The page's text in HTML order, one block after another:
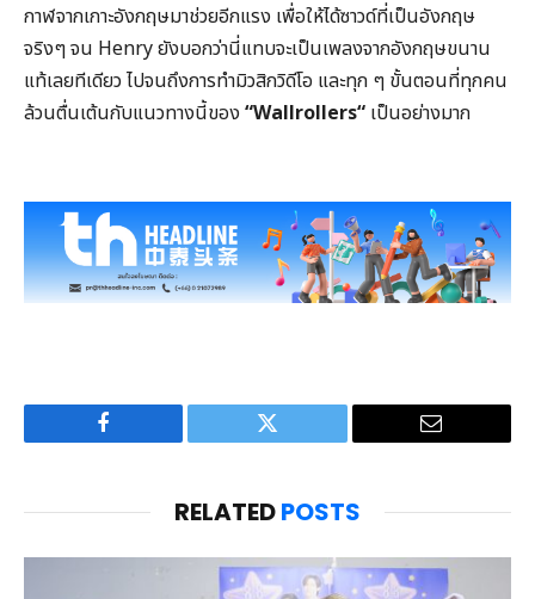
กาฬจากเกาะอังกฤษมาช่วยอีกแรง เพื่อให้ได้ซาวด์ที่เป็นอังกฤษ
จริงๆ จน Henryยังบอกว่านี่แทบจะเป็นเพลงจากอังกฤษขนาน
แท้เลยทีเดียว ไปจนถึงการทำมิวสิกวิดีโอ และทุก ๆ ขั้นตอนที่ทุกคน
ล้วนตื่นเต้นกับแนวทางนี้ของ “Wallrollers“ เป็นอย่างมาก
Facebook Twitter Email
RELATEDPOSTS